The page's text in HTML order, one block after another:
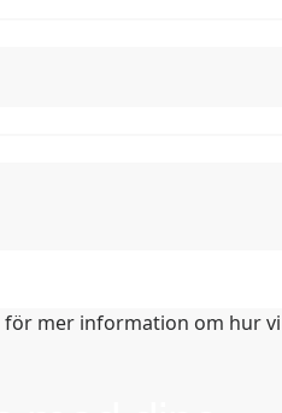
för mer information om hur vi